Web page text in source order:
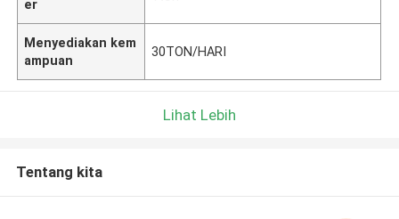
er
Menyediakan kem
ampuan
30TON/HARI
Lihat Lebih
Tentang kita